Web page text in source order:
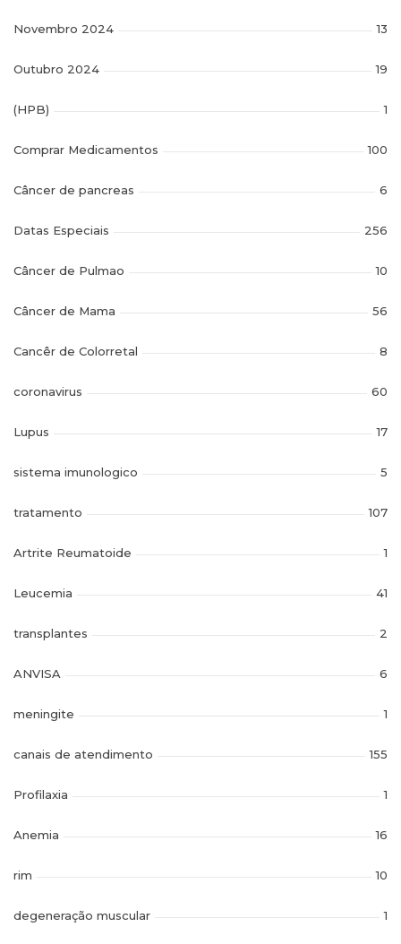
Novembro 2024 13
Outubro 2024 19
(HPB) 1
Comprar Medicamentos 100
Câncer de pancreas 6
Datas Especiais 256
Câncer de Pulmao 10
Câncer de Mama 56
Cancêr de Colorretal 8
coronavirus 60
Lupus 17
sistema imunologico 5
tratamento 107
Artrite Reumatoide 1
Leucemia 41
transplantes 2
ANVISA 6
meningite 1
canais de atendimento 155
Profilaxia 1
Anemia 16
rim 10
degeneração muscular 1